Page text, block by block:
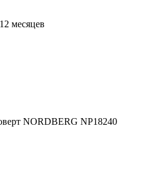
месяцев
NORDBERG NP18240